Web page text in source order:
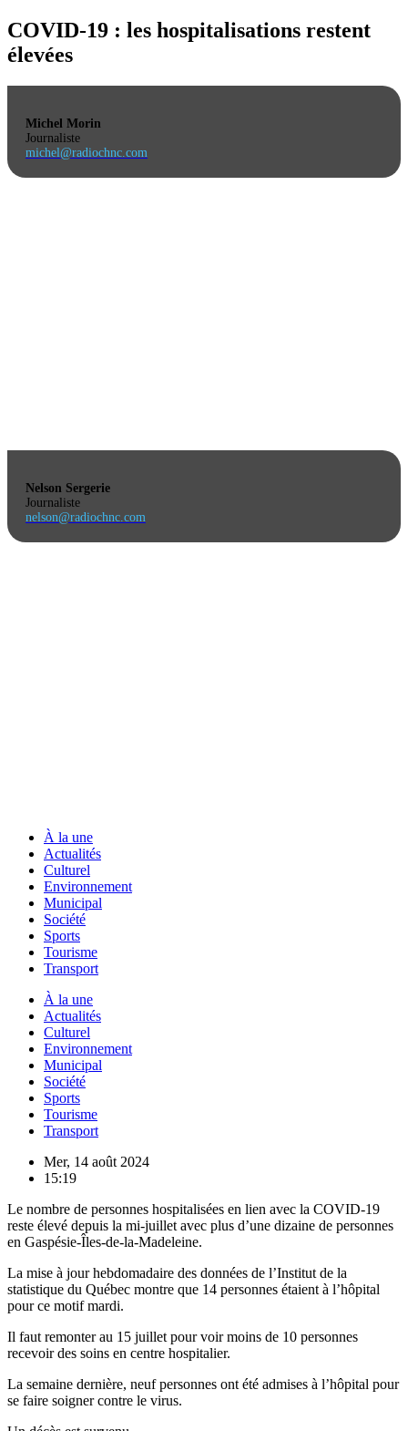
COVID-19 : les hospitalisations restent
élevées
Michel Morin
Journaliste
michel@radiochnc.com
Nelson Sergerie
Journaliste
nelson@radiochnc.com
À la une
Actualités
Culturel
Environnement
Municipal
Société
Sports
Tourisme
Transport
À la une
Actualités
Culturel
Environnement
Municipal
Société
Sports
Tourisme
Transport
Mer, 14 août 2024
15:19
Le nombre de personnes hospitalisées en lien avec la COVID-19
reste élevé depuis la mi-juillet avec plus d’une dizaine de personnes
en Gaspésie-Îles-de-la-Madeleine.
La mise à jour hebdomadaire des données de l’Institut de la
statistique du Québec montre que 14 personnes étaient à l’hôpital
pour ce motif mardi.
Il faut remonter au 15 juillet pour voir moins de 10 personnes
recevoir des soins en centre hospitalier.
La semaine dernière, neuf personnes ont été admises à l’hôpital pour
se faire soigner contre le virus.